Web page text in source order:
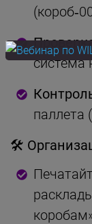
система
паллета
🛠